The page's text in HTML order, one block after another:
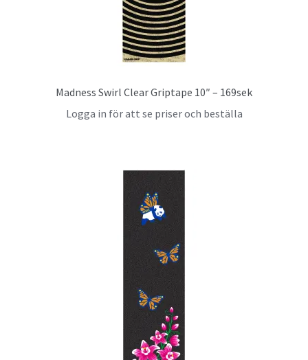
Madness Swirl Clear Griptape 10″ – 169sek
Logga in för att se priser och beställa